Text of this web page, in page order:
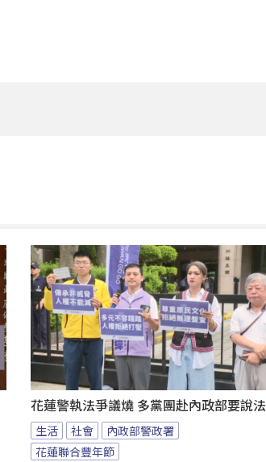
花蓮警執法爭議燒 多黨團赴內政部要說法
生活 社會
內政部警政署
花蓮聯合豐年節